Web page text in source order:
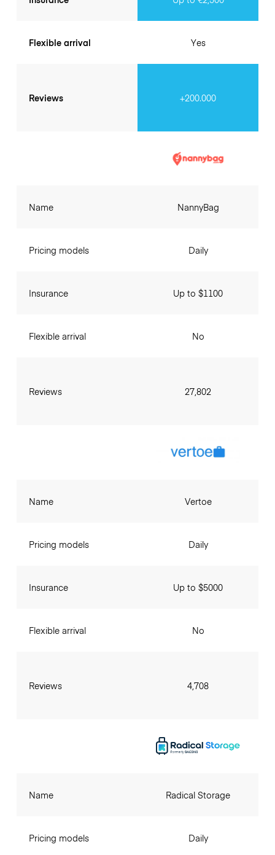
Flexible arrival
Reviews
Yes
+200.000
Name
Pricing models
Insurance
Flexible arrival
Reviews
NannyBag
Daily
Up to $1100
No
27,802
Name
Pricing models
Insurance
Flexible arrival
Reviews
Vertoe
Daily
Up to $5000
No
4,708
Name
Pricing models
Radical Storage
Daily